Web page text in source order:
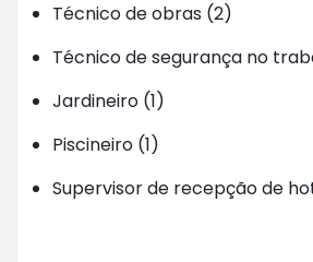
Técnico de obras (2)
Técnico de segurança no
Jardineiro (1)
Piscineiro (1)
Supervisor de recepção de